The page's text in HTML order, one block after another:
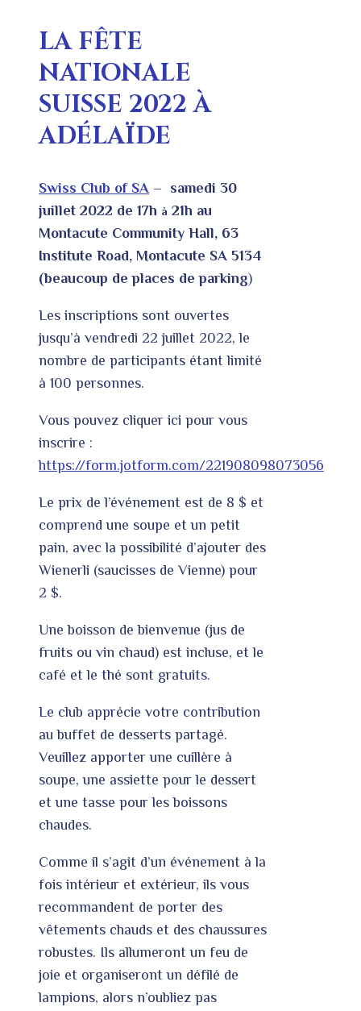
LA FÊTE
NATIONALE
SUISSE 2022 À
ADÉLAÏDE
Swiss Club of SA – samedi 30
juillet 2022 de 17h à 21h au
Montacute Community Hall, 63
Institute Road, Montacute SA 5134
(beaucoup de places de parking)
Les inscriptions sont ouvertes
jusqu’à vendredi 22 juillet 2022, le
nombre de participants étant limité
à 100 personnes.
Vous pouvez cliquer ici pour vous
inscrire :
https://form.jotform.com/221908098073056
Le prix de l’événement est de 8 $ et
comprend une soupe et un petit
pain, avec la possibilité d’ajouter des
Wienerli (saucisses de Vienne) pour
2 $.
Une boisson de bienvenue (jus de
fruits ou vin chaud) est incluse, et le
café et le thé sont gratuits.
Le club apprécie votre contribution
au buffet de desserts partagé.
Veuillez apporter une cuillère à
soupe, une assiette pour le dessert
et une tasse pour les boissons
chaudes.
Comme il s’agit d’un événement à la
fois intérieur et extérieur, ils vous
recommandent de porter des
vêtements chauds et des chaussures
robustes. Ils allumeront un feu de
joie et organiseront un défilé de
lampions, alors n’oubliez pas